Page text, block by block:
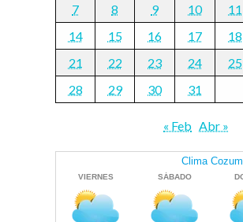
7
8 9 10 11
14
15 16 17 18
21
22 23 24 25
28
29 30 31
« Feb Abr »